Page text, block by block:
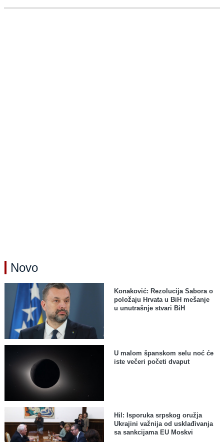
Novo
Konaković: Rezolucija Sabora o
položaju Hrvata u BiH mešanje
u unutrašnje stvari BiH
U malom španskom selu noć će
iste večeri početi dvaput
Hil: Isporuka srpskog oružja
Ukrajini važnija od usklađivanja
sa sankcijama EU Moskvi